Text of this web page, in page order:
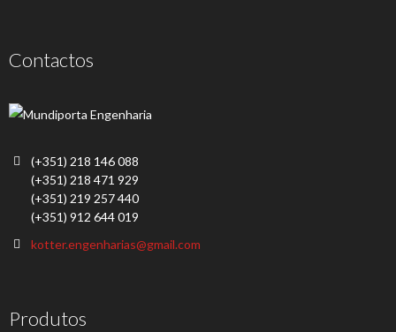
Contactos
(+351) 218 146 088
(+351) 218 471 929
(+351) 219 257 440
(+351) 912 644 019
kotter.engenharias@gmail.com
Produtos